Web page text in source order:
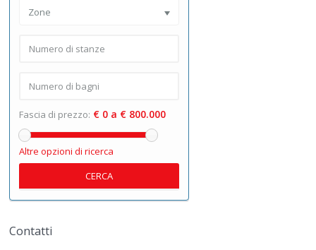
Zone
Fascia di prezzo: € 0 a € 800.000
Altre opzioni di ricerca
CERCA
Contatti